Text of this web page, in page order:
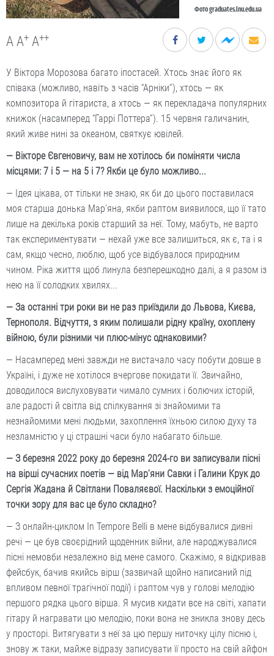
Фото graduates.lnu.edu.ua
A A+ A++
У Віктора Морозова багато іпостасей. Хтось знає його як
співака (можливо, навіть з часів “Арніки”), хтось — як
композитора й гітариста, а хтось — як перекладача популярних
книжок (насамперед “Гаррі Поттера”). 15 червня галичанин,
який живе нині за океаном, святкує ювілей.
— Вікторе Євгеновичу, вам не хотілось би поміняти числа
місцями: 7 і 5 — на 5 і 7? Якби це було можливо...
— Ідея цікава, от тільки не знаю, як би до цього поставилася
моя старша донька Мар’яна, якби раптом виявилося, що її тато
лише на декілька років старший за неї. Тому, мабуть, не варто
так експериментувати — нехай уже все залишиться, як є, та і я
сам, якщо чесно, люблю, щоб усе відбувалося природним
чином. Ріка життя щоб линула безперешкодно далі, а я разом із
нею на її солодких хвилях...
— За останні три роки ви не раз приїздили до Львова, Києва,
Тернополя. Відчуття, з яким полишали рідну країну, охоплену
війною, були різними чи плюс-мінус однаковими?
— Насамперед мені завжди не вистачало часу побути довше в
Україні, і дуже не хотілося вчергове покидати її. Звичайно,
доводилося вислуховувати чимало сумних і болючих історій,
але радості й світла від спілкування зі знайомими та
незнайомими мені людьми, захоплення їхньою силою духу та
незламністю у ці страшні часи було набагато більше.
— З березня 2022 року до березня 2024-го ви записували пісні
на вірші сучасних поетів — від Мар’яни Савки і Галини Крук до
Сергія Жадана й Світлани Поваляєвої. Наскільки з емоційної
точки зору для вас це було складно?
— З онлайн-циклом In Tempore Belli в мене відбувалися дивні
речі — це був своєрідний щоденник війни, але народжувалися
пісні немовби незалежно від мене самого. Скажімо, я відкривав
фейсбук, бачив якийсь вірш (зазвичай щойно написаний під
впливом певної трагічної події) і раптом чув у голові мелодію
першого рядка цього вірша. Я мусив кидати все на світі, хапати
гітару й награвати цю мелодію, поки вона не зникла знову десь
у просторі. Витягувати з неї за цю першу ниточку цілу пісню і,
знову ж таки, майже відразу записувати її просто на свій айфон